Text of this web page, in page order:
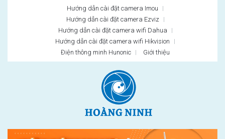
Hướng dẫn cài đặt camera Imou
Hướng dẫn cài đặt camera Ezviz
Hướng dẫn cài đặt camera wifi Dahua
Hướng dẫn cài đặt camera wifi Hikvision
Điện thông minh Hunonic
Giới thiệu